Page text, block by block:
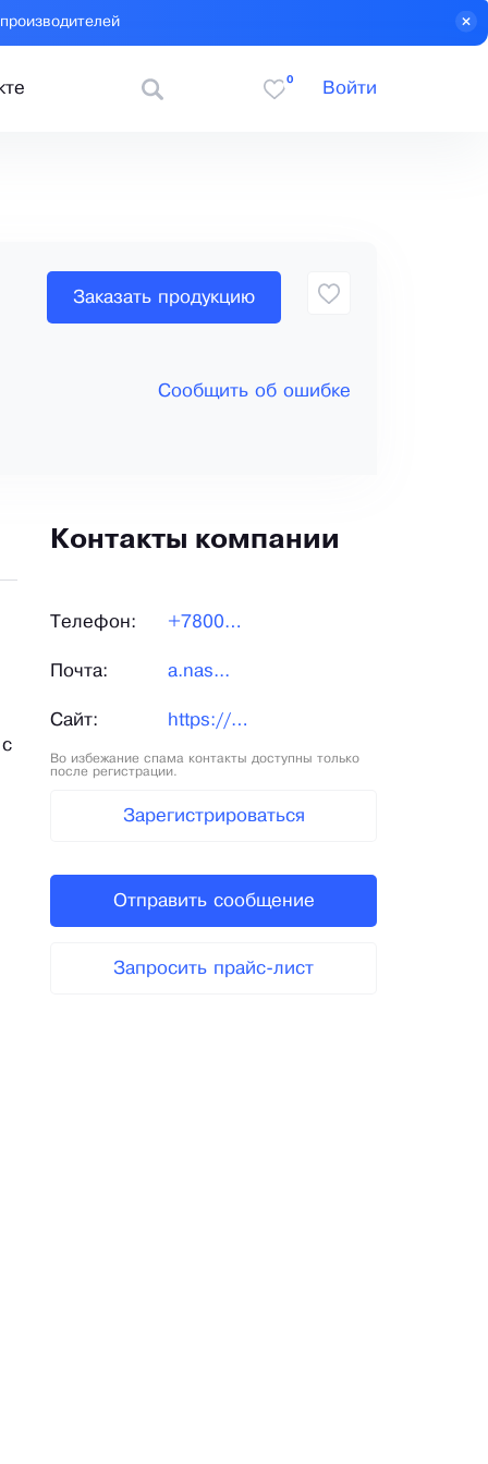
0
Войти
Заказать продукцию
Сообщить об ошибке
Контакты компании
Телефон: +78002...
Почта: a.nas...
Сайт: https://bicotex.ru
Во избежание спама контакты доступны только
после регистрации.
Зарегистрироваться
Отправить сообщение
Запросить прайс-лист